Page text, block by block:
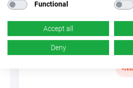
Traffic-Typ
Incentivierter Traffic
EPC
CR
×
Functional
Accept all
Deny